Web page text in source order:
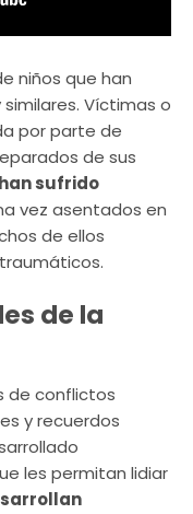
niños que han
Víctimas o
por parte de
de sus
sufrido
vez asentados en
de ellos
de la
de conflictos
y recuerdos
les permitan lidiar